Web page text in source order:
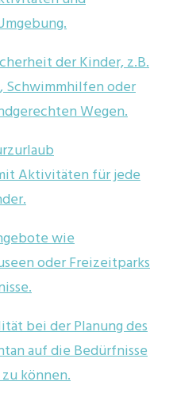
der Kinder, z.B.
Schwimmhilfen oder
Wegen.
Aktivitäten für jede
wie
oder Freizeitparks
bei der Planung des
auf die Bedürfnisse
können.